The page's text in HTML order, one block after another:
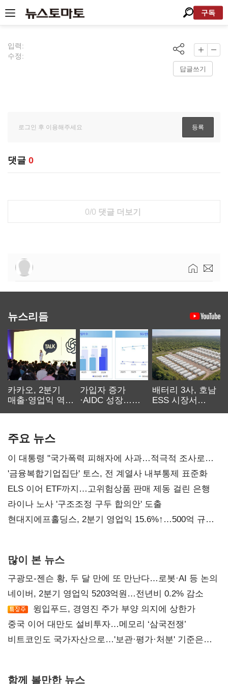
구독
입력:
수정:
답글쓰기
댓글 0
0/0 댓글 더보기
뉴스리듬
카카오, 2분기
매출·영업익 역대
가입자 증가
·AIDC 성장…
배터리 3사, 호남
ESS 시장서
주요 뉴스
이 대통령 "국가폭력 피해자에 사과…적극적 조사로
진실 밝혀야"
'금융복합기업집단' 토스, 전 계열사 내부통제 표준화
ELS 이어 ETF까지…고위험상품 판매 제동 걸린 은행
라이나 노사 '구조조정 구두 합의안' 도출
현대지에프홀딩스, 2분기 영업익 15.6%↑…500억 규모
많이 본 뉴스
구광모-젠슨 황, 두 달 만에 또 만난다…로봇·AI 등 논의
네이버, 2분기 영업익 5203억원…전년비 0.2% 감소
윙입푸드, 경영진 주가 부양 의지에 상한가
중국 이어 대만도 설비투자…메모리 ‘삼국전쟁’
비트코인도 국가자산으로…'보관·평가·처분' 기준은
함께 볼만한 뉴스